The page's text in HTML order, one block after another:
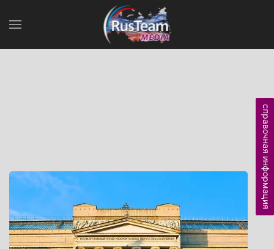
справочная информация